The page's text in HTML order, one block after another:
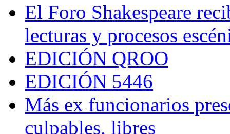
El Foro Shakespeare
lecturas y procesos
EDICIÓN QROO
EDICIÓN 5446
Más ex funcionarios
culpables, libres